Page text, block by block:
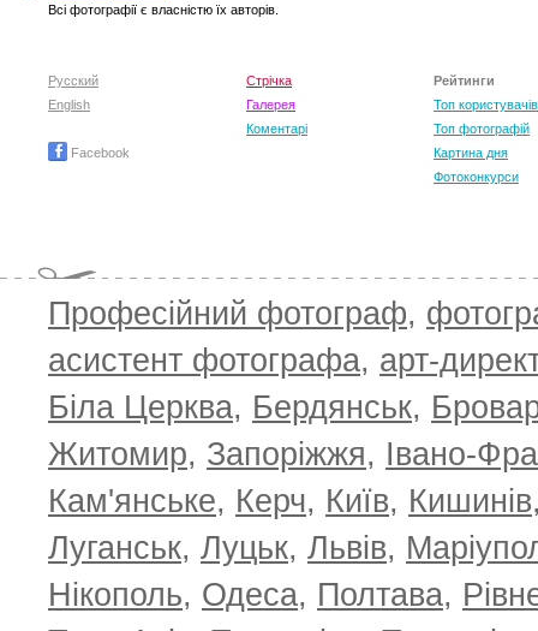
Всі фотографії є власністю їх авторів.
Русский
English
Facebook
Стрічка
Галерея
Коментарі
Рейтинги
Топ користувачів
Топ фотографій
Картина дня
Фотоконкурси
Професійний фотограф,
асистент фотографа, арт-
Біла Церква, Бердянськ,
Житомир, Запоріжжя, Івано-
Кам'янське, Керч, Київ, Кишинів
Луганськ, Луцьк, Львів,
Нікополь, Одеса, Полтава,